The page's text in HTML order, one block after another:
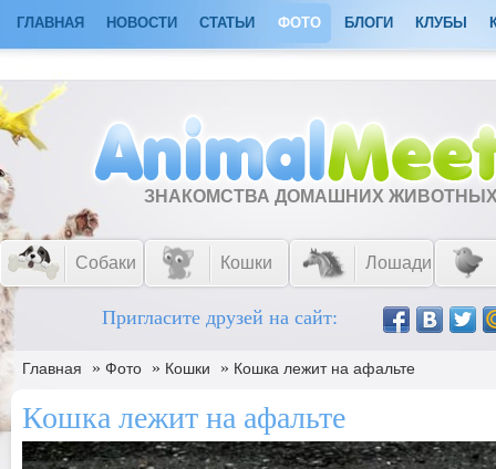
ГЛАВНАЯ НОВОСТИ СТАТЬИ ФОТО БЛОГИ КЛУБЫ
ЗНАКОМСТВА ДОМАШНИХ
Собаки Кошки Лошади
Пригласите друзей на сайт:
Главная » Фото » Кошки » Кошка лежит на афальте
Кошка лежит на афальте